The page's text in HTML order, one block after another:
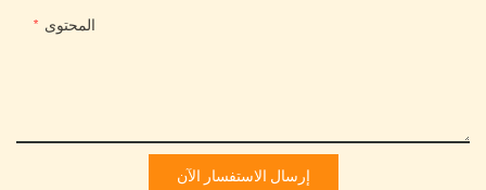
المحتوى
إرسال الاستفسار الآن